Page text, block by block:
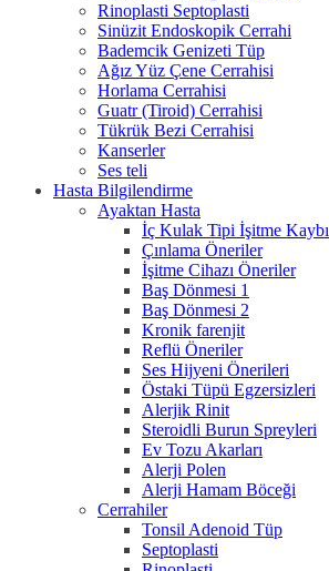
Rinoplasti Septoplasti
Sinüzit Endoskopik Cerrahi
Bademcik Genizeti Tüp
Ağız Yüz Çene Cerrahisi
Horlama Cerrahisi
Guatr (Tiroid) Cerrahisi
Tükrük Bezi Cerrahisi
Kanserler
Ses teli
Hasta Bilgilendirme
Ayaktan Hasta
İç Kulak Tipi İşitme Kaybı
Çınlama Öneriler
İşitme Cihazı Öneriler
Baş Dönmesi 1
Baş Dönmesi 2
Kronik farenjit
Reflü Öneriler
Ses Hijyeni Önerileri
Östaki Tüpü Egzersizleri
Alerjik Rinit
Steroidli Burun Spreyleri
Ev Tozu Akarları
Alerji Polen
Alerji Hamam Böceği
Cerrahiler
Tonsil Adenoid Tüp
Septoplasti